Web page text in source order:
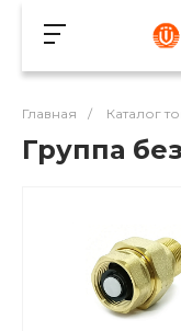
Главная / Каталог
Группа